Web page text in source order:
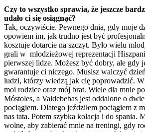
Czy to wszystko sprawia, że jeszcze
udało ci się osiągnąć?
Tak, oczywiście. Pewnego dnia, gdy moje
opowiem im, jak trudno jest być
kosztuje dotarcie na szczyt. Było wielu
grali w młodzieżowej reprezentacji
pierwszej lidze. Możesz być dobry, ale gdy
gwarantuje ci niczego. Musisz walczyć
ludzi, którzy wiedzą jak cię poprowadzić.
moi rodzice oraz mój brat. Wiele dla mnie
Móstoles, a Valdebebas jest oddalone o
pociągiem. Dlatego jeździłem pociągiem z
nas tata. Potem szybka kolacja i do spania.
wolne, aby zabierać mnie na treningi, gdy